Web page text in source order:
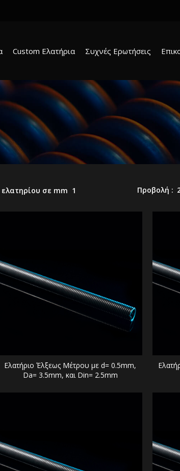
Custom Ελατήρια Συχνές Ερωτήσεις
σε mm 1 Προβολή
Ελατήριο Έλξεως Μέτρου με d= 0.5mm,
Da= 3.5mm, και Din= 2.5mm